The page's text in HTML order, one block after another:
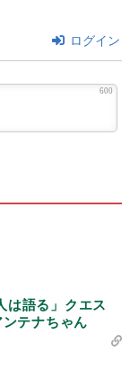
ログイン
600
は語る」クエス
テナちゃん